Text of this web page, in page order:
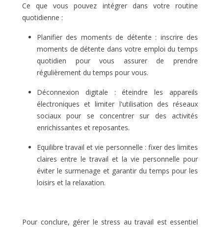
Ce que vous pouvez intégrer dans votre routine
quotidienne :
Planifier des moments de détente : inscrire des
moments de détente dans votre emploi du temps
quotidien pour vous assurer de prendre
régulièrement du temps pour vous.
Déconnexion digitale : éteindre les appareils
électroniques et limiter l'utilisation des réseaux
sociaux pour se concentrer sur des activités
enrichissantes et reposantes.
Equilibre travail et vie personnelle : fixer des limites
claires entre le travail et la vie personnelle pour
éviter le surmenage et garantir du temps pour les
loisirs et la relaxation.
Pour conclure, gérer le stress au travail est essentiel